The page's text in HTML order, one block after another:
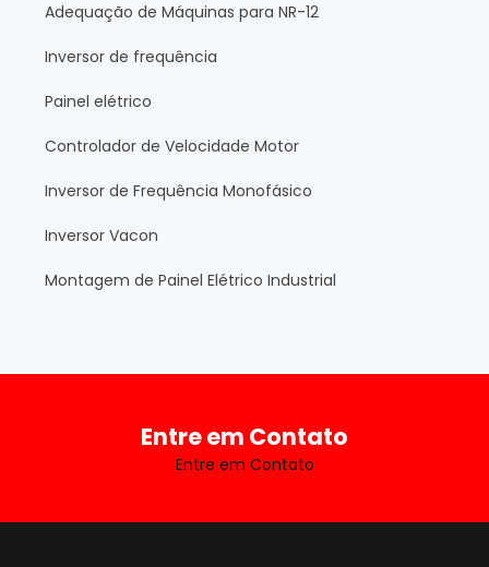
Adequação de Máquinas para NR-12
Inversor de frequência
Painel elétrico
Controlador de Velocidade Motor
Inversor de Frequência Monofásico
Inversor Vacon
Montagem de Painel Elétrico Industrial
Entre em Contato
Entre em Contato